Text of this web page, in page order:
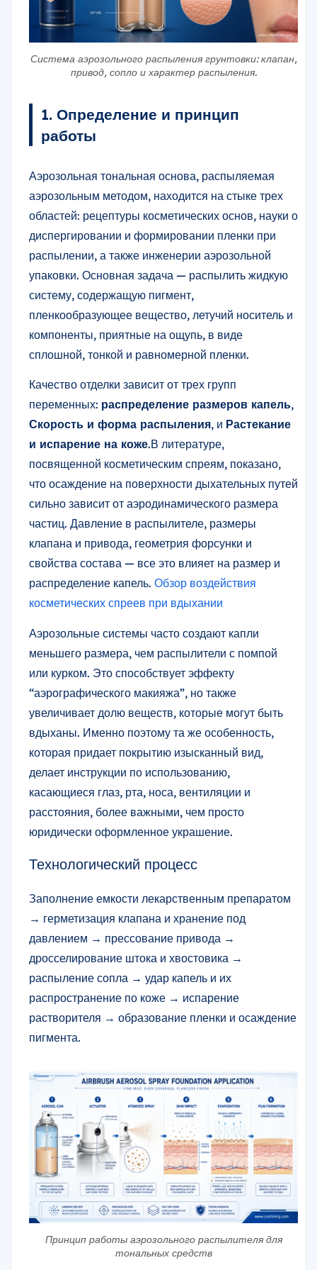
Система аэрозольного распыления грунтовки: клапан,
привод, сопло и характер распыления.
1. Определение и принцип
работы
Аэрозольная тональная основа, распыляемая
аэрозольным методом, находится на стыке трех
областей: рецептуры косметических основ, науки о
диспергировании и формировании пленки при
распылении, а также инженерии аэрозольной
упаковки. Основная задача — распылить жидкую
систему, содержащую пигмент,
пленкообразующее вещество, летучий носитель и
компоненты, приятные на ощупь, в виде
сплошной, тонкой и равномерной пленки.
Качество отделки зависит от трех групп
переменных: распределение размеров капель,
Скорость и форма распыления, и Растекание
и испарение на коже.В литературе,
посвященной косметическим спреям, показано,
что осаждение на поверхности дыхательных путей
сильно зависит от аэродинамического размера
частиц. Давление в распылителе, размеры
клапана и привода, геометрия форсунки и
свойства состава — все это влияет на размер и
распределение капель. Обзор воздействия
косметических спреев при вдыхании
Аэрозольные системы часто создают капли
меньшего размера, чем распылители с помпой
или курком. Это способствует эффекту
“аэрографического макияжа”, но также
увеличивает долю веществ, которые могут быть
вдыханы. Именно поэтому та же особенность,
которая придает покрытию изысканный вид,
делает инструкции по использованию,
касающиеся глаз, рта, носа, вентиляции и
расстояния, более важными, чем просто
юридически оформленное украшение.
Технологический процесс
Заполнение емкости лекарственным препаратом
→ герметизация клапана и хранение под
давлением → прессование привода →
дросселирование штока и хвостовика →
распыление сопла → удар капель и их
распространение по коже → испарение
растворителя → образование пленки и осаждение
пигмента.
Принцип работы аэрозольного распылителя для
тональных средств